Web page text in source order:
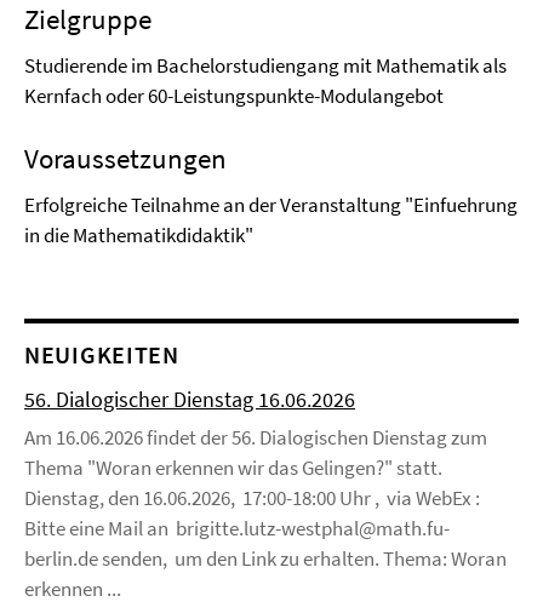
Zielgruppe
Studierende im Bachelorstudiengang mit Mathematik als
Kernfach oder 60-Leistungspunkte-Modulangebot
Voraussetzungen
Erfolgreiche Teilnahme an der Veranstaltung "Einfuehrung
in die Mathematikdidaktik"
NEUIGKEITEN
56. Dialogischer Dienstag 16.06.2026
Am 16.06.2026 findet der 56. Dialogischen Dienstag zum
Thema "Woran erkennen wir das Gelingen?" statt.
Dienstag, den 16.06.2026, 17:00-18:00 Uhr , via WebEx :
Bitte eine Mail an brigitte.lutz-westphal@math.fu-
berlin.de senden, um den Link zu erhalten. Thema: Woran
erkennen ...